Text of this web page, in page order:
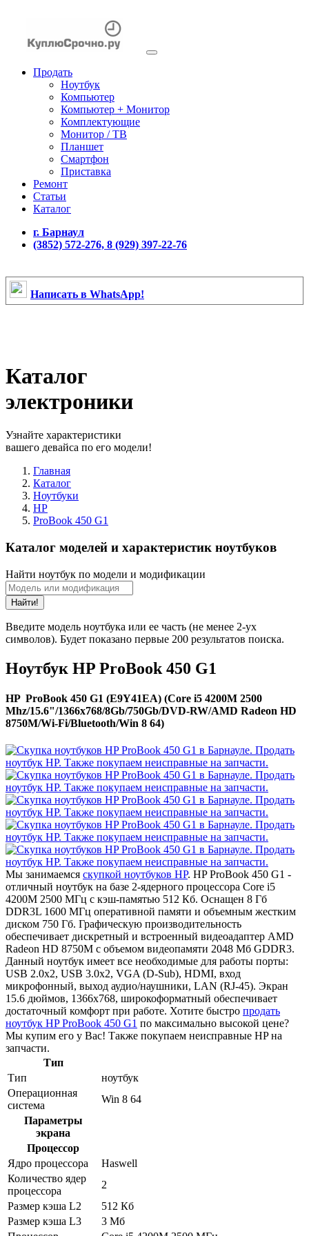
Продать
Ноутбук
Компьютер
Компьютер + Монитор
Комплектующие
Монитор / ТВ
Планшет
Смартфон
Приставка
Ремонт
Статьи
Каталог
г. Барнаул
(3852) 572-276, 8 (929) 397-22-76
Написать в WhatsApp!
Каталог
электроники
Узнайте характеристики
вашего девайса по его модели!
Главная
Каталог
Ноутбуки
HP
ProBook 450 G1
Каталог моделей и характеристик ноутбуков
Найти ноутбук по модели и модификации
Найти!
Введите модель ноутбука или ее часть (не менее 2-ух
символов). Будет показано первые 200 результатов поиска.
Ноутбук HP ProBook 450 G1
HP ProBook 450 G1 (E9Y41EA) (Core i5 4200M 2500
Mhz/15.6"/1366x768/8Gb/750Gb/DVD-RW/AMD Radeon HD
8750M/Wi-Fi/Bluetooth/Win 8 64)
Мы занимаемся скупкой ноутбуков HP. HP ProBook 450 G1 -
отличный ноутбук на базе 2-ядерного процессора Core i5
4200M 2500 МГц с кэш-памятью 512 Кб. Оснащен 8 Гб
DDR3L 1600 МГц оперативной памяти и объемным жестким
диском 750 Гб. Графическую производительность
обеспечивает дискретный и встроенный видеоадаптер AMD
Radeon HD 8750M с объемом видеопамяти 2048 Мб GDDR3.
Данный ноутбук имеет все необходимые для работы порты:
USB 2.0x2, USB 3.0x2, VGA (D-Sub), HDMI, вход
микрофонный, выход аудио/наушники, LAN (RJ-45). Экран
15.6 дюймов, 1366x768, широкоформатный обеспечивает
достаточный комфорт при работе. Хотите быстро продать
ноутбук HP ProBook 450 G1 по максимально высокой цене?
Мы купим его у Вас! Также покупаем неисправные HP на
запчасти.
Тип
Тип
ноутбук
Операционная
система
Win 8 64
Параметры
экрана
Процессор
Ядро процессора
Haswell
Количество ядер
процессора
2
Размер кэша L2
512 Кб
Размер кэша L3
3 Мб